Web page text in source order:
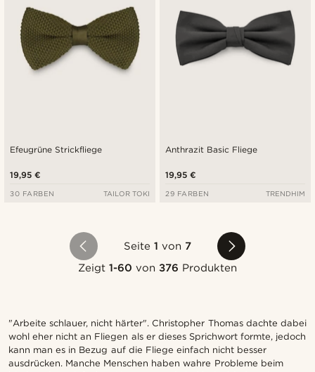
Efeugrüne Strickfliege
19,95 €
30 FARBEN TAILOR TOKI
Anthrazit Basic Fliege
19,95 €
29 FARBEN TRENDHIM
Seite 1 von 7
Zeigt 1-60 von376 Produkten
"Arbeite schlauer, nicht härter". Christopher Thomas dachte dabei
wohl eher nicht an Fliegen als er dieses Sprichwort formte, jedoch
kann man es in Bezug auf die Fliege einfach nicht besser
ausdrücken. Manche Menschen haben wahre Probleme beim